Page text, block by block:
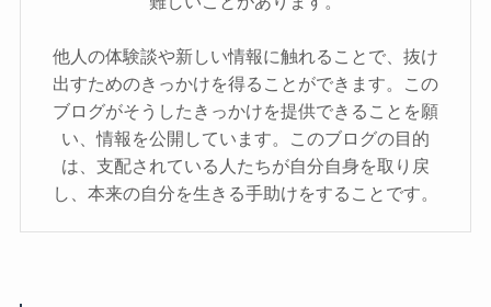
他人の体験談や新しい情報に触れることで、抜け
出すためのきっかけを得ることができます。この
ブログがそうしたきっかけを提供できることを願
い、情報を公開しています。このブログの目的
は、支配されている人たちが自分自身を取り戻
し、本来の自分を生きる手助けをすることです。